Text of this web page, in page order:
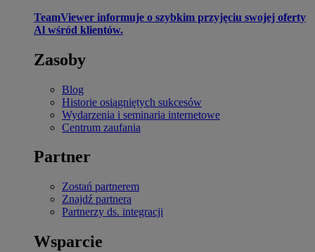
TeamViewer informuje o szybkim przyjęciu swojej oferty
Al wśród klientów.
Zasoby
Blog
Historie osiągniętych sukcesów
Wydarzenia i seminaria internetowe
Centrum zaufania
Partner
Zostań partnerem
Znajdź partnera
Partnerzy ds. integracji
Wsparcie